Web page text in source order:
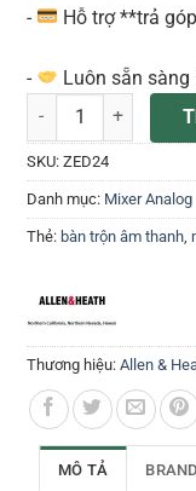
-
Hỗ trợ **trả
- Luôn sẵn
Mixer ALLEN &
SKU: ZED24
Danh mục: Mixer Analog
Thẻ: bàn trộn âm thanh
Thương hiệu: Allen &
MÔ TẢ BRAND